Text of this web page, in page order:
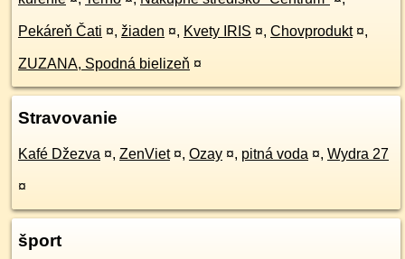
Pekáreň Čati ¤, žiaden ¤, Kvety IRIS ¤, Chovprodukt ¤,
ZUZANA, Spodná bielizeň ¤
Stravovanie
Kafé Džezva ¤, ZenViet ¤, Ozay ¤, pitná voda ¤, Wydra 27
¤
šport